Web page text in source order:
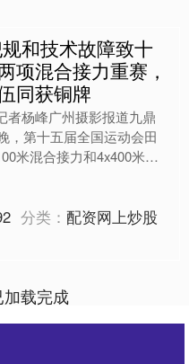
和技术故障致十
项混合接力重赛，
同获铜牌
者杨峰广州摄影报道九鼎
，第十五届全国运动会田
米混合接力和4x400米混
在广州重赛。最终4×400米
分类：配资网上炒股
载完成